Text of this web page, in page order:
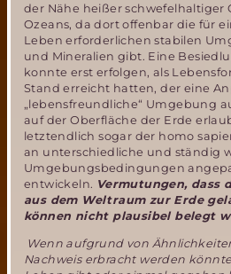
der Nähe heißer schwefelhaltiger
Ozeans, da dort offenbar die für
Leben erforderlichen stabilen
und Mineralien gibt. Eine
konnte erst erfolgen, als
Stand erreicht hatten, der eine
„lebensfreundliche“ Umgebung
auf der Oberfläche der Erde
letztendlich sogar der homo
an unterschiedliche und ständig
Umgebungsbedingungen
entwickeln. Vermutungen, dass
aus dem Weltraum zur Erde
können nicht plausibel belegt
Wenn aufgrund von
Nachweis erbracht werden